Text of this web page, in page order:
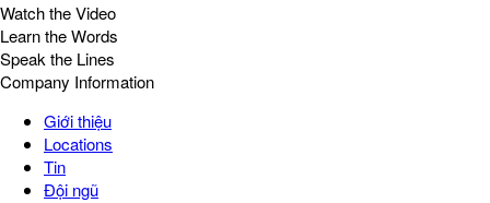
Watch the Video
Learn the Words
Speak the Lines
Company Information
Giới thiệu
Locations
Tin
Đội ngũ